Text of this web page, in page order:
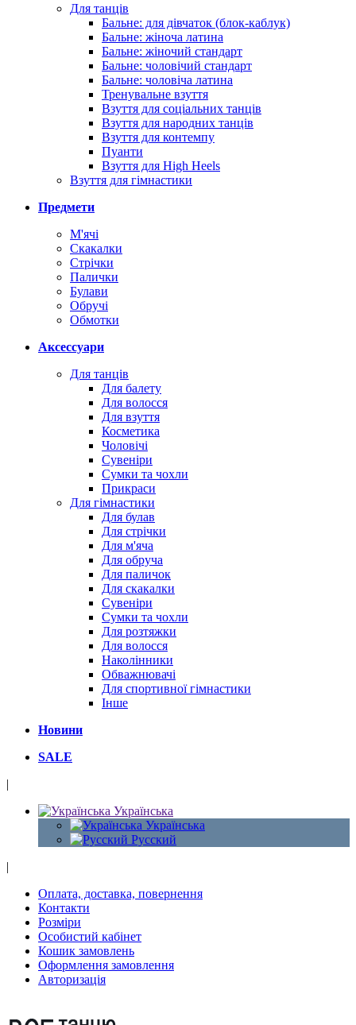
Для танців
Бальне: для дівчаток (блок-каблук)
Бальне: жіноча латина
Бальне: жіночий стандарт
Бальне: чоловічий стандарт
Бальне: чоловіча латина
Тренувальне взуття
Взуття для соціальних танців
Взуття для народних танців
Взуття для контемпу
Пуанти
Взуття для High Heels
Взуття для гімнастики
Предмети
М'ячі
Скакалки
Стрічки
Палички
Булави
Обручі
Обмотки
Аксессуари
Для танців
Для балету
Для волосся
Для взуття
Косметика
Чоловічі
Сувеніри
Сумки та чохли
Прикраси
Для гімнастики
Для булав
Для стрічки
Для м'яча
Для обруча
Для паличок
Для скакалки
Сувеніри
Сумки та чохли
Для розтяжки
Для волосся
Наколінники
Обважнювачі
Для спортивної гімнастики
Інше
Новини
SALE
|
Українська
Українська
Русский
|
Оплата, доставка, повернення
Контакти
Розміри
Особистий кабінет
Кошик замовлень
Оформлення замовлення
Авторизація